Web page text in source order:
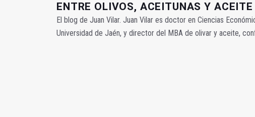
ENTRE OLIVOS, ACEITUNAS Y
El blog de Juan Vilar. Juan Vilar es doctor en Ciencias
Universidad de Jaén, y director del MBA de olivar y aceite,